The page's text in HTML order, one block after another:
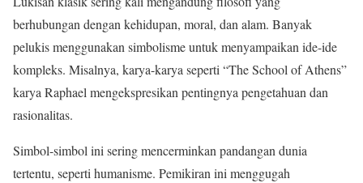
berhubungan dengan kehidupan, moral, dan alam. Banyak
pelukis menggunakan simbolisme untuk menyampaikan ide-ide
kompleks. Misalnya, karya-karya seperti “The School of Athens”
karya Raphael mengekspresikan pentingnya pengetahuan dan
rasionalitas.
Simbol-simbol ini sering mencerminkan pandangan dunia
tertentu, seperti humanisme. Pemikiran ini menggugah